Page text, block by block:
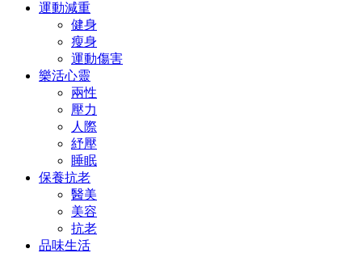
運動減重
健身
瘦身
運動傷害
樂活心靈
兩性
壓力
人際
紓壓
睡眠
保養抗老
醫美
美容
抗老
品味生活